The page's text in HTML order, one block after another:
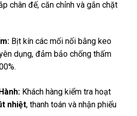
chân đế, căn chỉnh và gắn chặt
Bịt kín các mối nối bằng keo
dụng, đảm bảo chống thấm
Khách hàng kiểm tra hoạt
nhiệt, thanh toán và nhận phiếu